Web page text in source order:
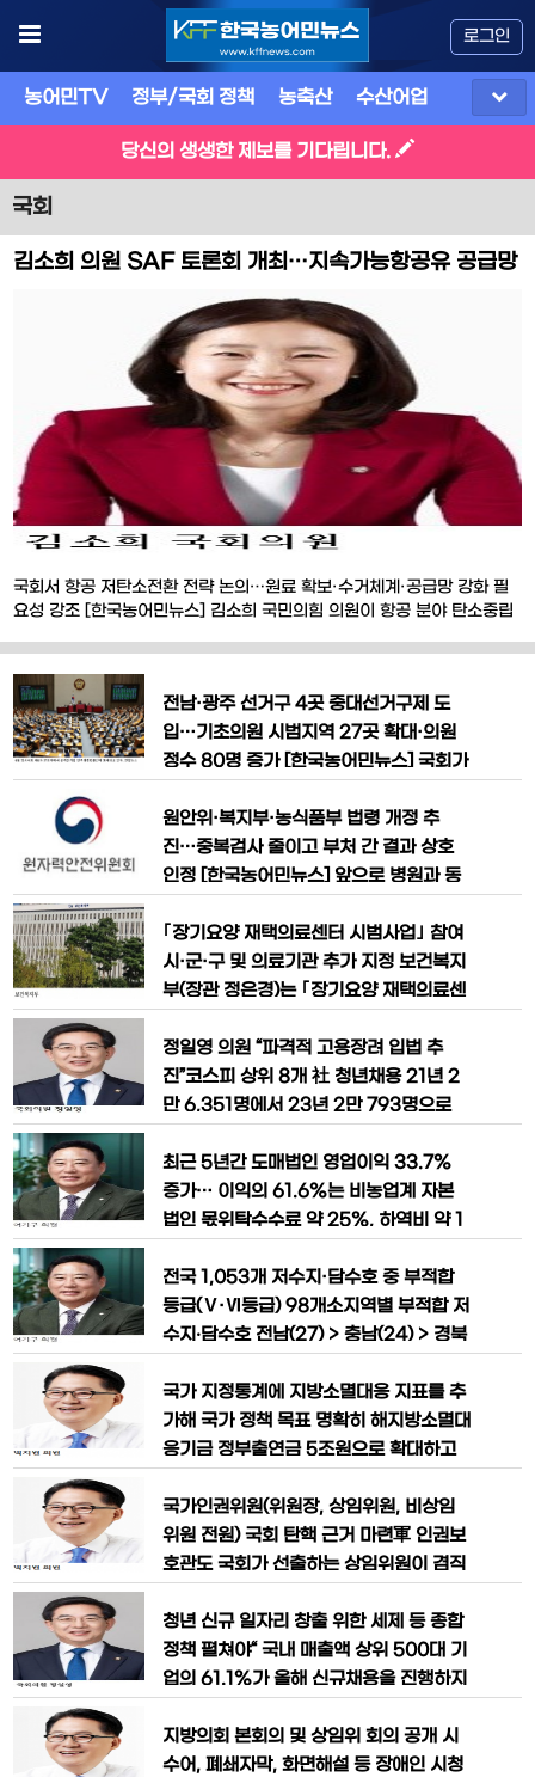
로그인
농어민TV 정부/국회 정책 농축산 수산어업
당신의 생생한 제보를 기다립니다.
국회
김소희 의원 SAF 토론회 개최…지속가능항공유 공급망
국회서 항공 저탄소전환 전략 논의…원료 확보·수거체계·공급망 강화 필
요성 강조 [한국농어민뉴스] 김소희 국민의힘 의원이 항공 분야 탄소중립
의에 나섰다. 김소희 의원은 4월 24일 국회의원회관에서 ‘K-GX 시대
SAF 전략: 안정적 원료 확보와 공급기반 강화’를 주제로 토론회를 개최하
고, 항공 저탄소 전환을 위한 구전남·광주 선거구 4곳 중대선거구제 도
입…기초의원 시범지역 27곳 확대·의원
정수 80명 증가 [한국농어민뉴스] 국회가
을 핵심으로 한 공직선거법 개정안을 통과
시키면서 2026년 지방선거 제도가 크게
바뀐다. 특히 전남·광주 지역 일부 선거구
지형에도 변화가 예상된다. 18일 국회는
본회의를 열고 공직선거법·정당법
원안위·복지부·농식품부 법령 개정 추
진…중복검사 줄이고 부처 간 결과 상호
인정 [한국농어민뉴스] 앞으로 병원과 동
와 각종 방사선 발생장치를 취급하는 종사
자들은 근무기관이나 업무 종류가 달라도
보다 동일한 기준에 따라 건강진단을 받을
보건복지부, 농림축산식품부는 3월 20일
방사선 관련 종사자의 건강진단 기
｢장기요양 재택의료센터 시범사업｣ 참여
시·군·구 및 의료기관 추가 지정 보건복지
부(장관 정은경)는 ｢장기요양 재택의료센
를 통해 총 85개 시·군·구, 155개 의료기
관을 장기요양 재택의료센터 참여지역 및
기관으로 추가 지정했다. 이로써 195개
료서비스를 제공하게 된다. 장기요양 재택
의료센터 시범
정일영 의원 “파격적 고용장려 입법 추
진”코스피 상위 8개 社 청년채용 21년 2
만 6,351명에서 23년 2만 793명으로
이 2년 만에 21.1% 감소한 것으로 드러
나면서, 파격적인 고용장려 정책이 필요하
다는 의견이 제기됐다. 17일(금), 국회 기
주당·인천 연수구 을)이 유가증권시장 시
가총액 상위 10대
최근 5년간 도매법인 영업이익 33.7%
증가… 이익의 61.6%는 비농업계 자본
법인 몫위탁수수료 약 25%, 하역비 약 1
산식품해양수산위원장 어기구 의원(더불
어민주당, 충남 당진시)은 17일, 농림축산
식품부와 한국농수산식품유통공사(aT)
근 5년간 도매법인의 영업이익은 약 33.
7% 증가한 반면 농민의 유통비 부담
전국 1,053개 저수지·담수호 중 부적합
등급(Ⅴ·Ⅵ등급) 98개소지역별 부적합 저
수지‧담수호 전남(27) > 충남(24) > 경북
양수산위원장 어기구 의원(더불어민주당,
충남 당진시) 이 한국농어촌공사로부터
제출받은 ‘2025년 상반기 농업용수 수질
개 저수지·담수호 중 98개소(9.3%
국가 지정통계에 지방소멸대응 지표를 추
가해 국가 정책 목표 명확히 해지방소멸대
응기금 정부출연금 5조원으로 확대하고
업에 예비타당성 조사 면제인구감소지역
에 대한 특별교부세 지원 의무화(현행 한
건도 없음) 박지원 의원(더불어민주당, 전
및 지방 소멸 위기에 국가가 적극적으로
대응하기 위해 관련 법률개정안 4건을 패
키지
국가인권위원(위원장, 상임위원, 비상임
위원 전원) 국회 탄핵 근거 마련軍 인권보
호관도 국회가 선출하는 상임위원이 겸직
해남·완도·진도)은 6일, 국가인권위원 위
원에 대한 국회 탄핵 의결 근거를 마련하
고, 대통령이 선출하는 軍 인권보호관은
법 일부개정법률안을 대표 발의했다. 지난
2월 10일 국가인권위원회는 내란죄 피
청년 신규 일자리 창출 위한 세제 등 종합
정책 펼쳐야“ 국내 매출액 상위 500대 기
업의 61.1%가 올해 신규채용을 진행하지
타나면서 대기업발 고용 한파가 우려되고
있다. 이에 국회 기획재정위원회 정일영
지방의회 본회의 및 상임위 회의 공개 시
수어, 폐쇄자막, 화면해설 등 장애인 시청